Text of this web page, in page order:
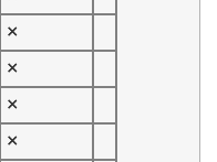
×
×
×
×